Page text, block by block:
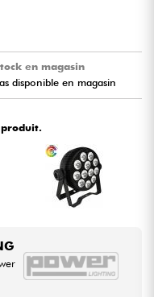
en magasin
disponible en magasin